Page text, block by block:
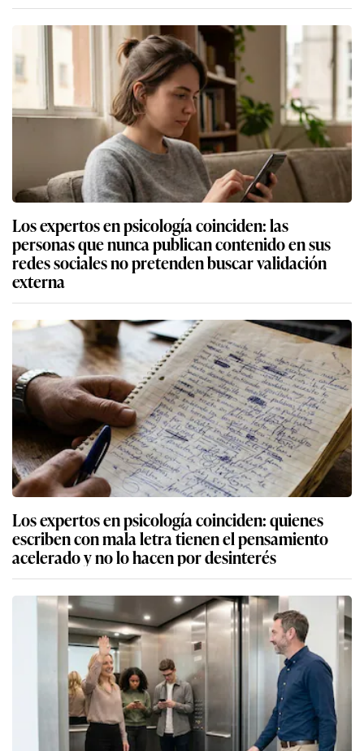
Los expertos en psicología coinciden: las
personas que nunca publican contenido en sus
redes sociales no pretenden buscar validación
externa
Los expertos en psicología coinciden: quienes
escriben con mala letra tienen el pensamiento
acelerado y no lo hacen por desinterés